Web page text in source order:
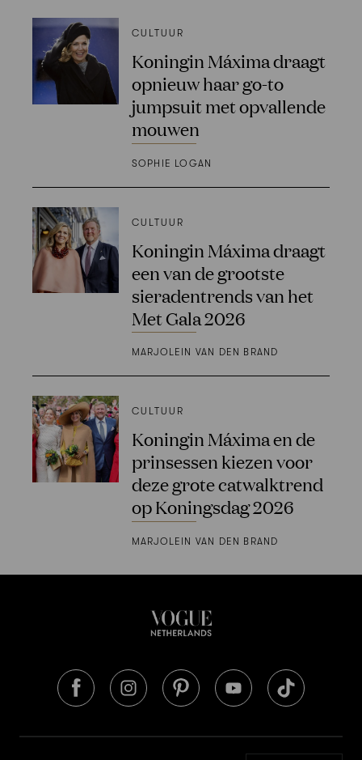
CULTUUR
Koningin Máxima draagt
opnieuw haar go-to
jumpsuit met opvallende
mouwen
SOPHIE LOGAN
CULTUUR
Koningin Máxima draagt
een van de grootste
sieradentrends van het
Met Gala 2026
MARJOLEIN VAN DEN BRAND
CULTUUR
Koningin Máxima en de
prinsessen kiezen voor
deze grote catwalktrend
op Koningsdag 2026
MARJOLEIN VAN DEN BRAND